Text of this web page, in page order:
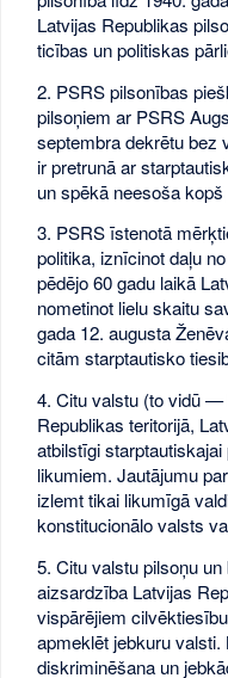
Latvijas Republikas
ticības un politiskas
2. PSRS pilsonības
pilsoņiem ar PSRS
septembra dekrētu bez
ir pretrunā ar
un spēkā neesoša
3. PSRS īstenotā
politika, iznīcinot daļu
pēdējo 60 gadu laikā
nometinot lielu skaitu
gada 12. augusta
citām starptautisko
4. Citu valstu (to vidū
Republikas teritorijā,
atbilstīgi
likumiem. Jautājumu
izlemt tikai likumīgā
konstitucionālo valsts
5. Citu valstu pilsoņu
aizsardzība Latvijas
vispārējiem
apmeklēt jebkuru
diskriminēšana un